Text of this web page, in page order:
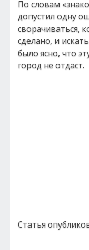
По словам
допустил одну
сворачиваться,
сделано, и
было ясно, что
город не отдаст.
Статья